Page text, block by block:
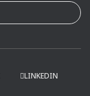
LINKEDIN